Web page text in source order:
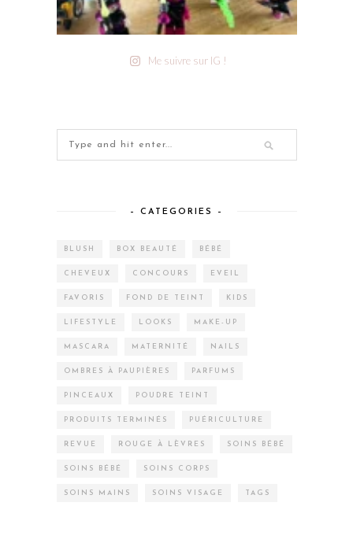
Me suivre sur IG !
– CATEGORIES –
BLUSH BOX BEAUTÉ BÉBÉ
CHEVEUX CONCOURS EVEIL
FAVORIS FOND DE TEINT KIDS
LIFESTYLE LOOKS MAKE-UP
MASCARA MATERNITÉ NAILS
OMBRES À PAUPIÈRES PARFUMS
PINCEAUX POUDRE TEINT
PRODUITS TERMINÉS PUÉRICULTURE
REVUE ROUGE À LÈVRES SOINS BÉBÉ
SOINS BÉBÉ SOINS CORPS
SOINS MAINS SOINS VISAGE TAGS